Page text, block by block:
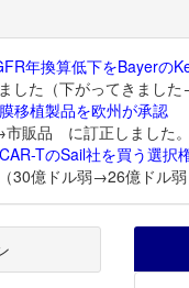
年換算低下をBayerの
した（下がってきました
移植製品を欧州が承認
販品 に訂正しました。
TのSail社を買う選択
30億ドル弱→26億ドル弱